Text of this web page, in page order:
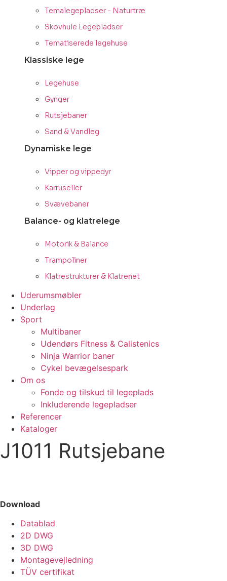
Temalegepladser - Naturtræ
Skovhule Legepladser
Tematiserede legehuse
Klassiske lege
Legehuse
Gynger
Rutsjebaner
Sand & Vandleg
Dynamiske lege
Vipper og vippedyr
Karruseller
Svævebaner
Balance- og klatrelege
Motorik & Balance
Trampoliner
Klatrestrukturer & Klatrenet
Uderumsmøbler
Underlag
Sport
Multibaner
Udendørs Fitness & Calistenics
Ninja Warrior baner
Cykel bevægelsespark
Om os
Fonde og tilskud til legeplads
Inkluderende legepladser
Referencer
Kataloger
J1011 Rutsjebane
Download
Datablad
2D DWG
3D DWG
Montagevejledning
TÜV certifikat